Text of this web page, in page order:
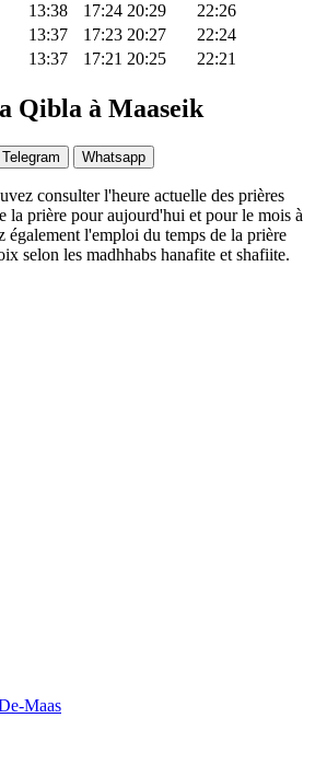
13:38 17:24 20:29
22:26
13:37 17:23 20:27
22:24
13:37 17:21 20:25 22:21
Qibla à Maaseik
Telegram Whatsapp
consulter l'heure actuelle des prières
la prière pour aujourd'hui et pour le mois à
également l'emploi du temps de la prière
selon les madhhabs hanafite et shafiite.
Maas